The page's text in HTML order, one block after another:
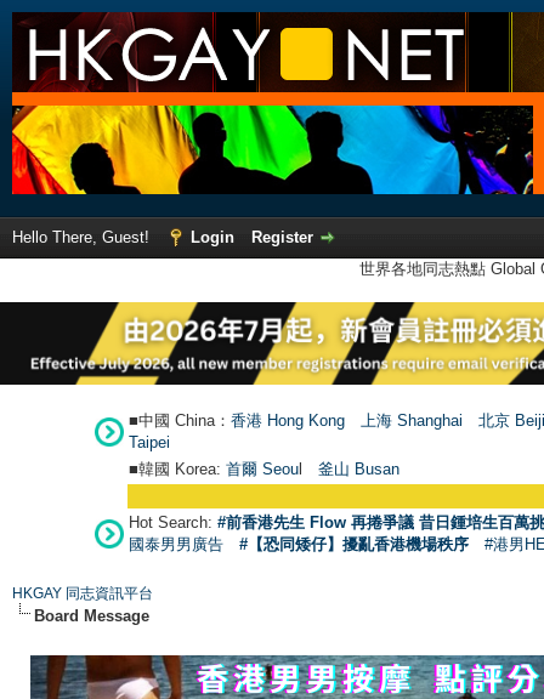
Hello There, Guest! Login
Register
世界各地同志熱點
■中國 China： 香港 Hong Kong 上海 Shanghai
北京
Taipei
■韓國 Korea: 首爾 Seoul 釜山 Busan
Hot Search: #前香港先生 Flow 再捲爭議 昔日鍾培生百萬
國泰男男廣告
#【恐同矮仔】擾亂香港機場秩序 #港男
HKGAY 同志資訊平台
Board Message